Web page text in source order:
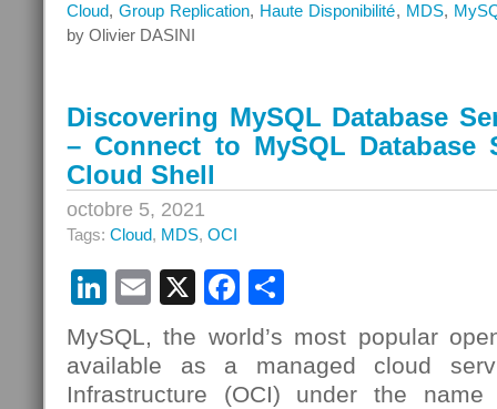
MySQL
disponibilité
et
plan
de
Cloud,Group Replication, Haute Disponibilité, MDS,
by Olivier DASINI
Discovering MySQL Database
– Connect to MySQL Database
Cloud Shell
octobre 5, 2021
Tags: Cloud, MDS, OCI
LinkedIn
Email
X Facebook
MySQL, the world’s most popular
available as a managed cloud
Infrastructure (OCI) under the